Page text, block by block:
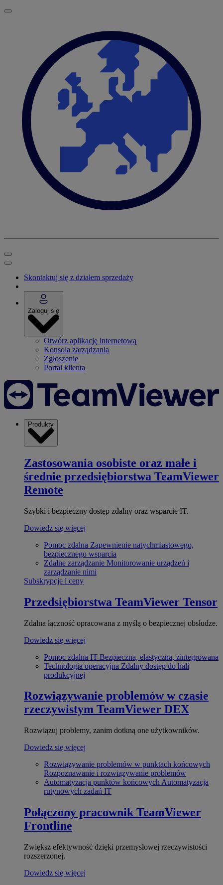
Skontaktuj się z działem sprzedaży
Zaloguj się
Otwórz aplikację internetową
Konsola zarządzania
Zgłoszenie
Portal klienta
Produkty
Zastosowania osobiste oraz małe i
średnie przedsiębiorstwa TeamViewer
Remote
Szybki i bezpieczny dostęp zdalny oraz wsparcie IT.
Dowiedz się więcej
Pomoc zdalna Zapewnienie natychmiastowego,
bezpiecznego wsparcia
Zdalne zarządzanie Monitorowanie urządzeń i
zarządzanie nimi
Subskrypcje i ceny
Przedsiębiorstwa TeamViewer Tensor
Zdalna łączność opracowana z myślą o bezpiecznej obsłudze.
Dowiedz się więcej
Pomoc zdalna IT Bezpieczna, elastyczna, zintegrowana
Technologia operacyjna Zdalny dostęp do hali
produkcyjnej
Rozwiązywanie problemów w czasie
rzeczywistym TeamViewer DEX
Rozwiązuj problemy, zanim dotkną one użytkowników.
Dowiedz się więcej
Rozwiązywanie problemów w punktach końcowych
Rozpoznawanie i rozwiązywanie problemów
Automatyzacja punktów końcowych Automatyzacja
rutynowych zadań IT
Połączony pracownik TeamViewer
Frontline
Zwiększ efektywność dzięki przemysłowej rzeczywistości
rozszerzonej.
Dowiedz się więcej